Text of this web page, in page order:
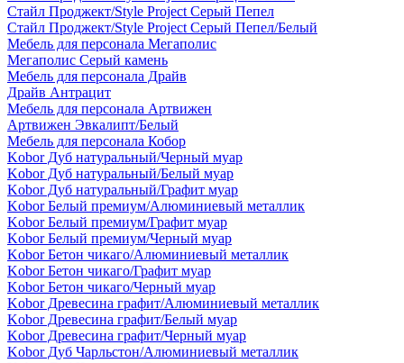
Стайл Проджект/Style Project Серый Пепел
Стайл Проджект/Style Project Серый Пепел/Белый
Мебель для персонала Мегаполис
Мегаполис Серый камень
Мебель для персонала Драйв
Драйв Антрацит
Мебель для персонала Артвижен
Артвижен Эвкалипт/Белый
Мебель для персонала Кобор
Kobor Дуб натуральный/Черный муар
Kobor Дуб натуральный/Белый муар
Kobor Дуб натуральный/Графит муар
Kobor Белый премиум/Алюминиевый металлик
Kobor Белый премиум/Графит муар
Kobor Белый премиум/Черный муар
Kobor Бетон чикаго/Алюминиевый металлик
Kobor Бетон чикаго/Графит муар
Kobor Бетон чикаго/Черный муар
Kobor Древесина графит/Алюминиевый металлик
Kobor Древесина графит/Белый муар
Kobor Древесина графит/Черный муар
Kobor Дуб Чарльстон/Алюминиевый металлик